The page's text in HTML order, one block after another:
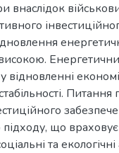
внаслідок
відновленні
Питання
підходу, що
та